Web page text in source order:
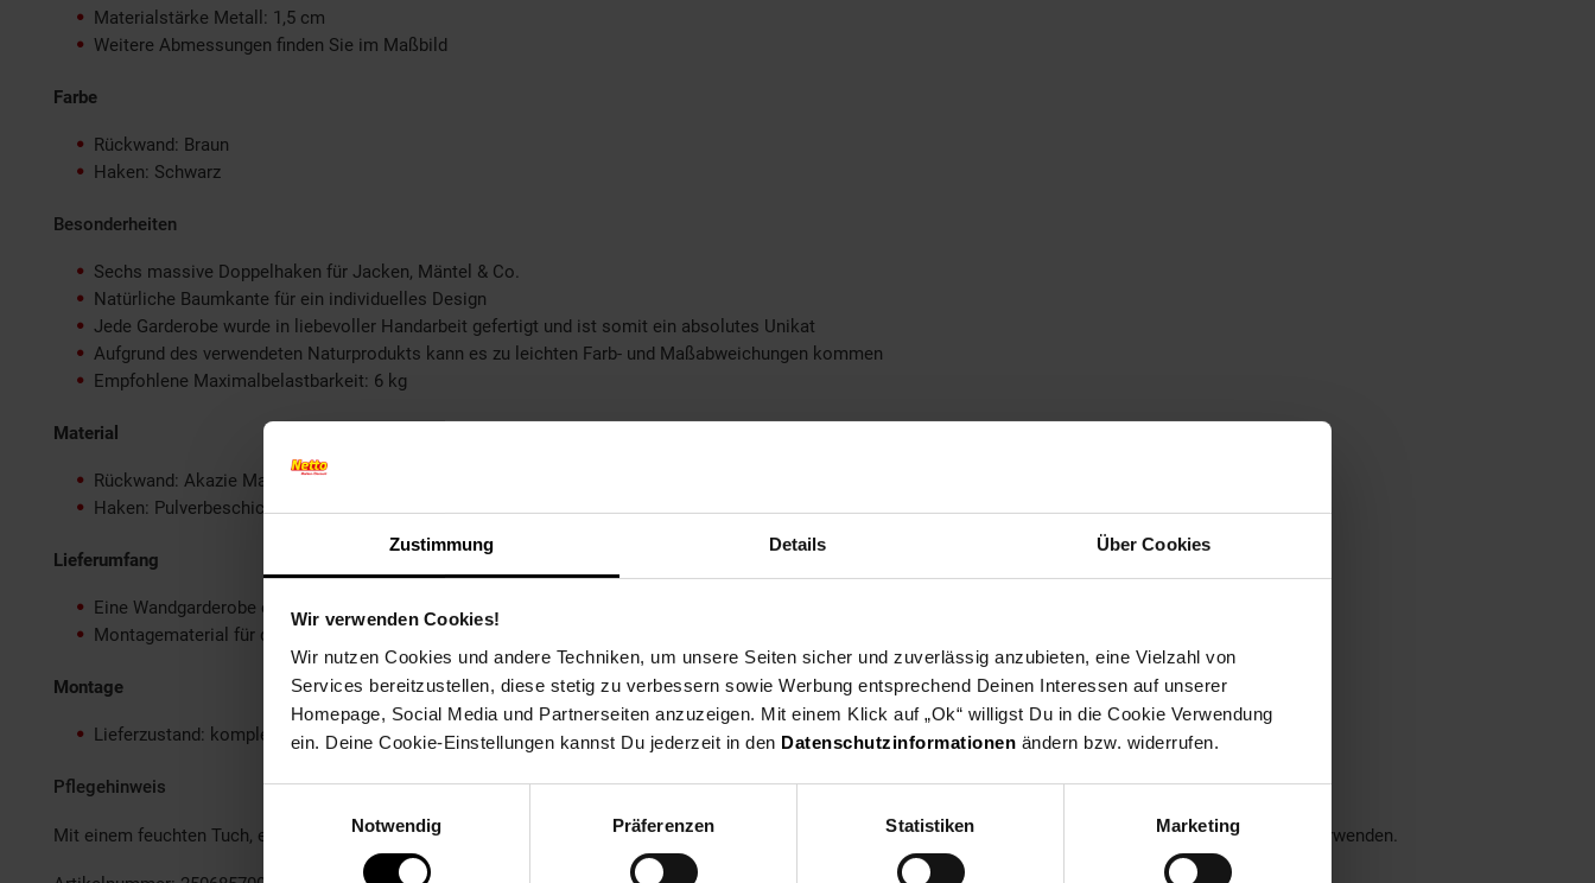
Zustimmung Details Über Cookies
Wir verwenden Cookies!
Wir nutzen Cookies und andere Techniken, um unsere Seiten sicher und zuverlässig anzubieten, eine Vielzahl von
Services bereitzustellen, diese stetig zu verbessern sowie Werbung entsprechend Deinen Interessen auf unserer
Homepage, Social Media und Partnerseiten anzuzeigen. Mit einem Klick auf „Ok“ willigst Du in die Cookie Verwendung
ein. Deine Cookie-Einstellungen kannst Du jederzeit in den Datenschutzinformationen ändern bzw. widerrufen.
Notwendig
Präferenzen Statistiken Marketing
Materialstärke Metall: 1,5 cm
Weitere Abmessungen finden Sie im Maßbild
Farbe
Rückwand: Braun
Haken: Schwarz
Besonderheiten
Sechs massive Doppelhaken für Jacken, Mäntel & Co.
Natürliche Baumkante für ein individuelles Design
Jede Garderobe wurde in liebevoller Handarbeit gefertigt und ist somit ein absolutes Unikat
Aufgrund des verwendeten Naturprodukts kann es zu leichten Farb- und Maßabweichungen kommen
Empfohlene Maximalbelastbarkeit: 6 kg
Material
Rückwand: Akazie Massivholz, mit Klarlack beschichtet
Haken: Pulverbeschichtetes Eisen
Lieferumfang
Eine Wandgarderobe ohne Dekoration
Montagematerial für die Wandbefestigung ist nicht im Lieferumfang enthalten, da dieses von der Wandbeschaffenheit abhängig ist
Montage
Lieferzustand: komplett montiert und sicher verpackt
Pflegehinweis
Mit einem feuchten Tuch, evtl. mit mildem Reinigungsmittel abwischen, mit trockenem Tuch nachwischen - keine scharfen oder lösungsmittelhaltigen Reiniger verwenden.